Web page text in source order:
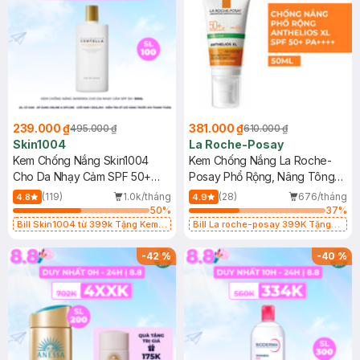
239.000 ₫495.000 ₫
Skin1004
Kem Chống Nắng Skin1004
Cho Da Nhạy Cảm SPF 50+
50ml
4.8 (119)
1.0k/tháng
50%
Bill Skin1004 từ 399k Tặng Kem
SPF 50+ 20ml (SL Có Hạn)
381.000 ₫610.000 ₫
La Roche-Posay
Kem Chống Nắng La Roche-
Posay Phổ Rộng, Nâng Tông
Kiềm Dầu 50ml
4.9 (28)
676/tháng
37%
Bill La roche-posay 399K Tặng
(SL có hạn)
-42% -40%